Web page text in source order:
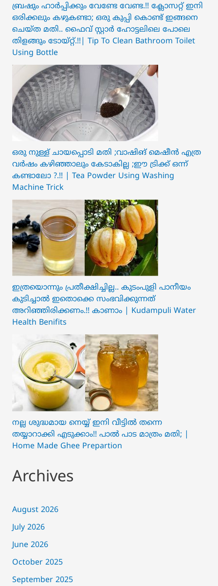
ബ്രഷും ഹാർപ്പിക്കും വേണ്ടേ വേണ്ട.!! ക്ലോസറ്റ് ഇനി
ഒരിക്കലും കഴുകണ്ടാ; ഒരു കുപ്പി കൊണ്ട് ഇങ്ങനെ
ചെയ്ത മതി.. ഫൈവ് സ്റ്റാർ ഹോട്ടലിലെ പോലെ
തിളങ്ങും ടോയ്റ്റ്.!!| Tip To Clean Bathroom Toilet
Using Bottle
ഒരു നുള്ള് ചായപ്പൊടി മതി ;വാഷിങ് മെഷീൻ എത്ര
വർഷം കഴിഞ്ഞാലും കേടാകില്ല ;ഈ ട്രിക്ക് ഒന്ന്
കണ്ടാലോ ?.!! | Tea Powder Using Washing
Machine Trick
ഇത്രയൊന്നും പ്രതീക്ഷിച്ചില്ല.. ക‍ു‌ടംപുളി പാനീയം
കുടിച്ചാൽ ഇതൊക്കെ സംഭവിക്കുന്നത്
അറിഞ്ഞിരിക്കണം.!! കാണാം | Kudampuli Water
Health Benifits
നല്ല ശുദ്ധമായ നെയ്യ് ഇനി വീട്ടിൽ തന്നെ
തയ്യാറാക്കി എടുക്കാം!! പാൽ പാട മാത്രം മതി; |
Home Made Ghee Prepartion
Archives
August 2026
July 2026
June 2026
October 2025
September 2025